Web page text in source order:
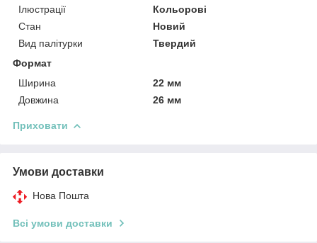
Ілюстрації
Кольорові
Стан
Новий
Вид палітурки
Твердий
Формат
Ширина
22 мм
Довжина
26 мм
Приховати
Умови доставки
Нова Пошта
Всі умови доставки